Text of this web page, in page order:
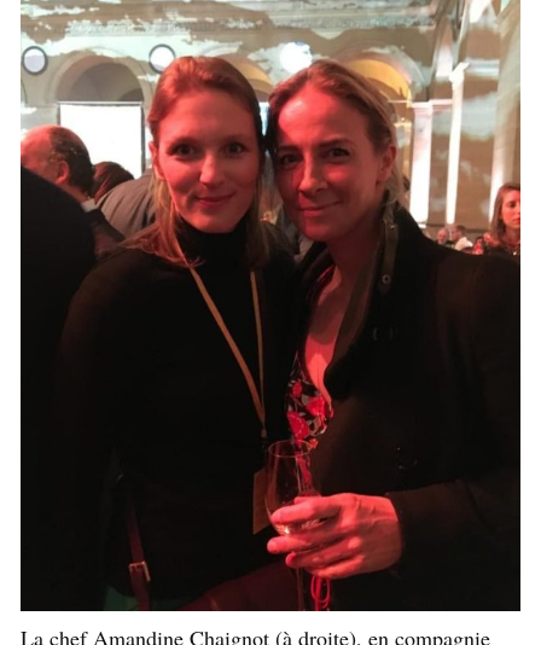
La chef Amandine Chaignot (à droite), en compagnie